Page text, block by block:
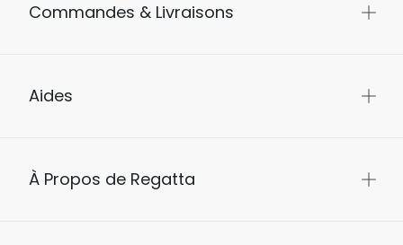
Commandes & Livraisons
Aides
À Propos de Regatta